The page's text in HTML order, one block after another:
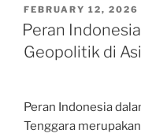
POSTED
ON
FEBRUARY 12, 2026
Peran
Geopolitik di
Peran Indonesia
Tenggara